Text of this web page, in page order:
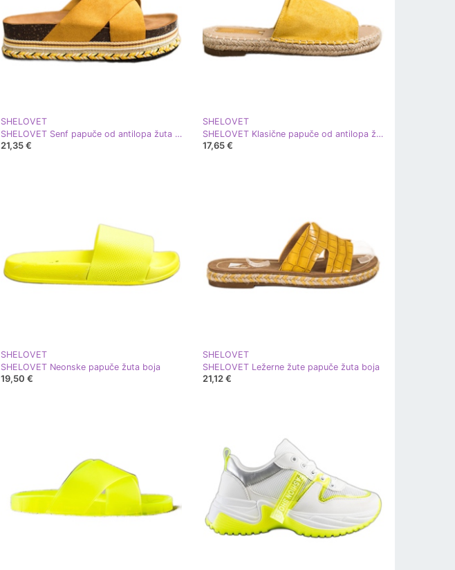
SHELOVET
SHELOVET Senf papuče od antilopa žuta boja
21,35 €
SHELOVET
SHELOVET Klasične papuče od antilopa žuta boja
17,65 €
SHELOVET
SHELOVET Neonske papuče žuta boja
19,50 €
SHELOVET
SHELOVET Ležerne žute papuče žuta boja
21,12 €